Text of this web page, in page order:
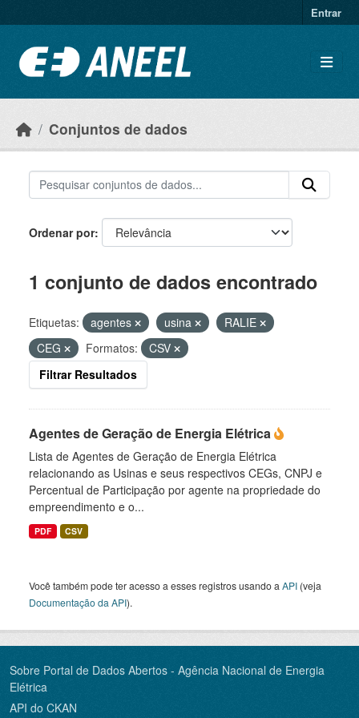
Entrar
Conjuntos de dados
Ordenar por
1 conjunto de dados encontrado
Etiquetas: agentes usina
RALIE
CEG
Formatos:
CSV
Filtrar Resultados
Agentes de Geração de Energia Elétrica
Lista de Agentes de Geração de Energia Elétrica
relacionando as Usinas e seus respectivos CEGs, CNPJ e
Percentual de Participação por agente na propriedade do
empreendimento e o...
PDF CSV
Você também pode ter acesso a esses registros usando a API (veja
Documentação da API).
Sobre Portal de Dados Abertos - Agência Nacional de Energia
Elétrica
API do CKAN